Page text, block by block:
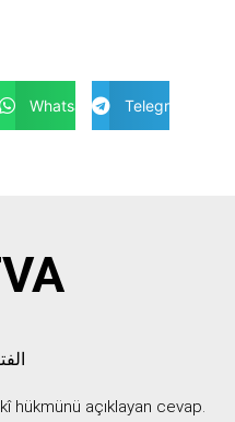
Whatsapp Telegram
hükmünü açıklayan cevap.